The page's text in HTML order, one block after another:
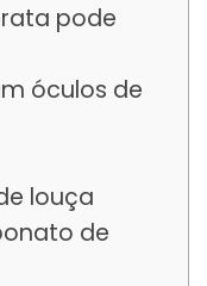
pode
óculos de
louça
de